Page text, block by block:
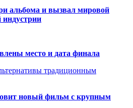
альбома и вызвал мировой
индустрии
место и дата финала
традиционным
новый фильм с крупным